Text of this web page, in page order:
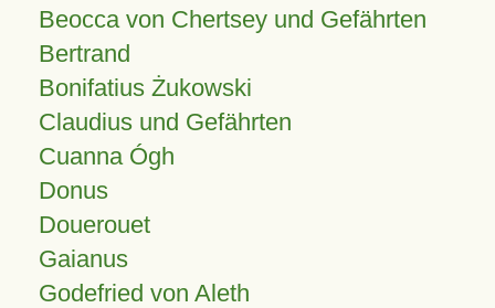
Beocca von Chertsey und Gefährten
Bertrand
Bonifatius Żukowski
Claudius und Gefährten
Cuanna Ógh
Donus
Douerouet
Gaianus
Godefried von Aleth